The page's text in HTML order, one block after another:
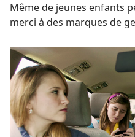
Même de jeunes enfants
merci à des marques de